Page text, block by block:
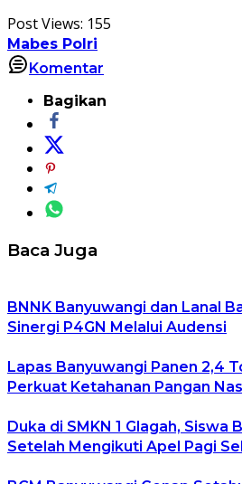
Post Views: 155
Mabes Polri
Komentar
Bagikan
Baca Juga
BNNK Banyuwangi dan Lanal
Sinergi P4GN Melalui Audensi
Lapas Banyuwangi Panen 2,4
Perkuat Ketahanan Pangan
Duka di SMKN 1 Glagah, Siswa
Setelah Mengikuti Apel Pagi